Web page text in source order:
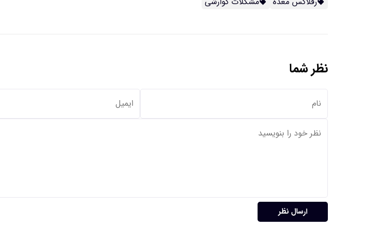
نظر شما
ارسال نظر